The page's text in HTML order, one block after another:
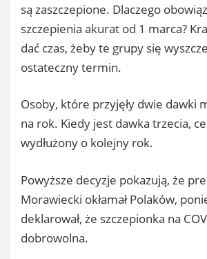
są zaszczepione. Dlaczego
szczepienia akurat od 1 marca?
dać czas, żeby te grupy się
ostateczny termin.
Osoby, które przyjęły dwie dawki
na rok. Kiedy jest dawka trzecia,
wydłużony o kolejny rok.
Powyższe decyzje pokazują, że
Morawiecki okłamał Polaków,
deklarował, że szczepionka na
dobrowolna.